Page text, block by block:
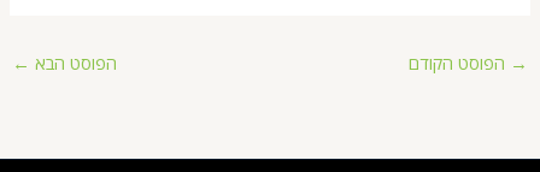
→ הפוסט הקודם הפוסט הבא ←